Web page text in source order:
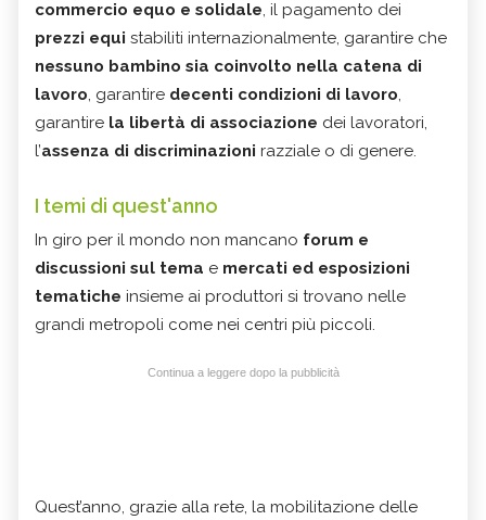
commercio equo e solidale, il pagamento dei
prezzi equi stabiliti internazionalmente, garantire che
nessuno bambino sia coinvolto nella catena di
lavoro, garantire decenti condizioni di lavoro,
garantire la libertà di associazione dei lavoratori,
l’assenza di discriminazioni razziale o di genere.
I temi di quest'anno
In giro per il mondo non mancano forum e
discussioni sul tema e mercati ed esposizioni
tematiche insieme ai produttori si trovano nelle
grandi metropoli come nei centri più piccoli.
Continua a leggere dopo la pubblicità
Quest’anno, grazie alla rete, la mobilitazione delle